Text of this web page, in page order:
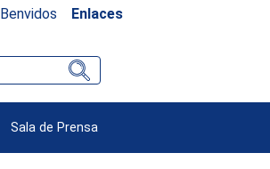
Benvidos Enlaces
Sala de Prensa